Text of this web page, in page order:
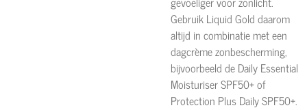
Gebruik Liquid Gold daarom
altijd in combinatie met een
dagcrème zonbescherming,
bijvoorbeeld de Daily Essential
Moisturiser SPF50+ of
Protection Plus Daily SPF50+.